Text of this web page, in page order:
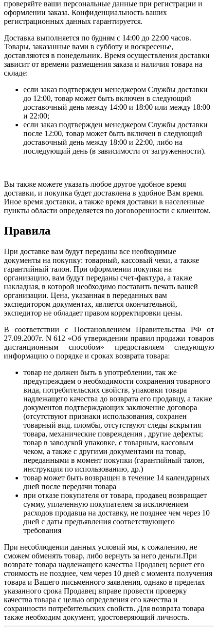
проверяйте ваши персональные данные при регистрации и
оформлении заказа. Конфиденциальность ваших
регистрационных данных гарантируется.
Доставка выполняется по будням с 14:00 до 22:00 часов.
Товары, заказанные вами в субботу и воскресенье,
доставляются в понедельник. Время осуществления доставки
зависит от времени размещения заказа и наличия товара на
складе:
если заказ подтвержден менеджером Службы доставки
до 12:00, товар может быть включен в следующий
доставочный день между 14:00 и 18:00 или между 18:00
и 22:00;
если заказ подтвержден менеджером Службы доставки
после 12:00, товар может быть включен в следующий
доставочный день между 18:00 и 22:00, либо на
последующий день (в зависимости от загруженности).
Вы также можете указать любое другое удобное время
доставки, и покупка будет доставлена в удобное Вам время.
Иное время доставки, а также время доставки в населенные
пункты области определяется по договоренности с клиентом.
Правила
При доставке вам будут переданы все необходимые
документы на покупку: товарный, кассовый чеки, а также
гарантийный талон. При оформлении покупки на
организацию, вам будут переданы счет-фактура, а также
накладная, в которой необходимо поставить печать вашей
организации. Цена, указанная в переданных вам
экспедитором документах, является окончательной,
экспедитор не обладает правом корректировки цены.
В соответствии с Постановлением Правительства РФ от
27.09.2007г. N 612 «Об утверждении правил продажи товаров
дистанционным способом» предоставляем следующую
информацию о порядке и сроках возврата товара:
товар не должен быть в употреблении, так же
предупреждаем о необходимости сохранения товарного
вида, потребительских свойств, упаковки товара
надлежащего качества до возврата его продавцу, а также
документов подтверждающих заключение договора
(отсутствуют признаки использования, сохранен
товарный вид, пломбы, отсутствуют следы вскрытия
товара, механические повреждения , другие дефекты;
товар в заводской упаковке, с товарным, кассовым
чеком, а также с другими документами на товар,
переданными в момент покупки (гарантийный талон,
инструкция по использованию, др.)
товар может быть возвращен в течение 14 календарных
дней после передачи товара
при отказе покупателя от товара, продавец возвращает
сумму, уплаченную покупателем за исключением
расходов продавца на доставку, не позднее чем через 10
дней с даты предъявления соответствующего
требования
При несоблюдении данных условий мы, к сожалению, не
сможем обменять товар, либо вернуть за него деньги.При
возврате товара надлежащего качества Продавец вернет его
стоимость не позднее, чем через 10 дней с момента получения
товара и Вашего письменного заявления, однако в пределах
указанного срока Продавец вправе провести проверку
качества товара с целью определения его качества и
сохранности потребительских свойств. Для возврата товара
также необходим документ, удостоверяющий личность.